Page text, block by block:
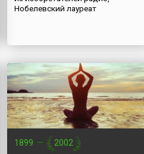
Нобелевский лауреат
1899 — 2002